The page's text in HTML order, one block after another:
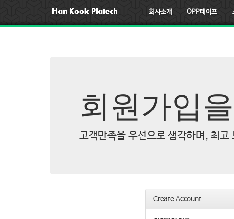
회사소개 OPP테이프
회원가입
고객만족을 우선으로 생각하며, 최
Create Account